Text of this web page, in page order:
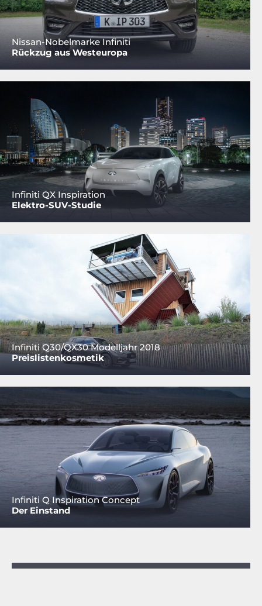
Nissan-Nobelmarke Infiniti
Rückzug aus Westeuropa
Infiniti QX Inspiration
Elektro-SUV-Studie
Infiniti Q30/QX30 Modelljahr 2018
Preislistenkosmetik
Infiniti Q Inspiration Concept
Der Einstand